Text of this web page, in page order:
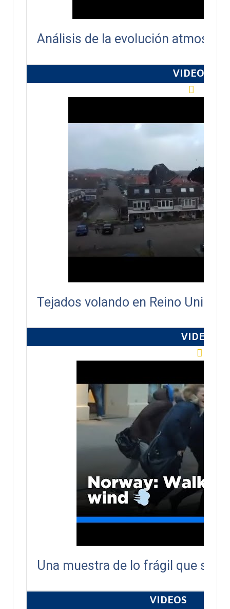
Análisis de la evolución
VIDEOS
Tejados volando en Reino Unido
VIDEOS
Una muestra de lo frágil que
VIDEOS